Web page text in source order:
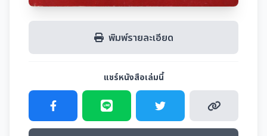
พิมพ์รายละเอียด
แชร์หนังสือเล่มนี้